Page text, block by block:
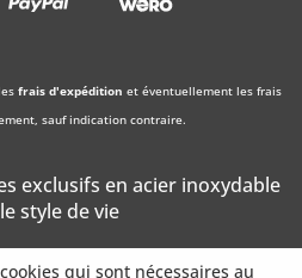
frais d'expédition et éventuellement les frais
sauf indication contraire.
exclusifs en acier inoxydable
style de vie
qui sont nécessaires au